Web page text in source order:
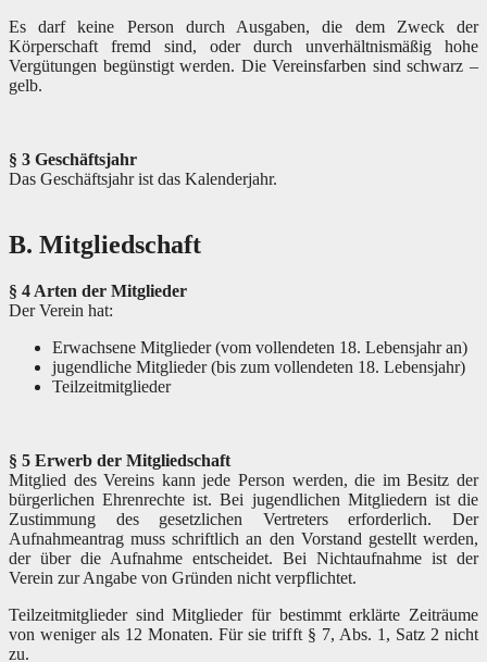
Es darf keine Person durch Ausgaben, die dem Zweck der
Körperschaft fremd sind, oder durch unverhältnismäßig hohe
Vergütungen begünstigt werden. Die Vereinsfarben sind schwarz –
gelb.
§ 3 Geschäftsjahr
Das Geschäftsjahr ist das Kalenderjahr.
B. Mitgliedschaft
§ 4 Arten der Mitglieder
Der Verein hat:
Erwachsene Mitglieder (vom vollendeten 18. Lebensjahr an)
jugendliche Mitglieder (bis zum vollendeten 18. Lebensjahr)
Teilzeitmitglieder
§ 5 Erwerb der Mitgliedschaft
Mitglied des Vereins kann jede Person werden, die im Besitz der
bürgerlichen Ehrenrechte ist. Bei jugendlichen Mitgliedern ist die
Zustimmung des gesetzlichen Vertreters erforderlich. Der
Aufnahmeantrag muss schriftlich an den Vorstand gestellt werden,
der über die Aufnahme entscheidet. Bei Nichtaufnahme ist der
Verein zur Angabe von Gründen nicht verpflichtet.
Teilzeitmitglieder sind Mitglieder für bestimmt erklärte Zeiträume
von weniger als 12 Monaten. Für sie trifft § 7, Abs. 1, Satz 2 nicht
zu.